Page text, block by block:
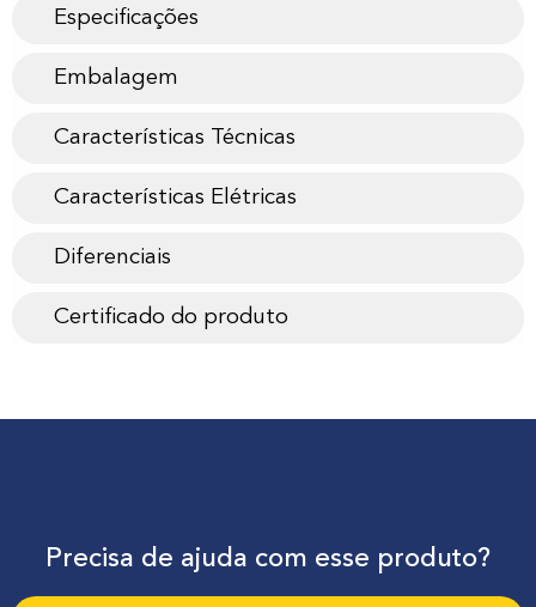
Especificações
Embalagem
Características Técnicas
Características Elétricas
Diferenciais
Certificado do produto
Precisa de ajuda com esse produto?